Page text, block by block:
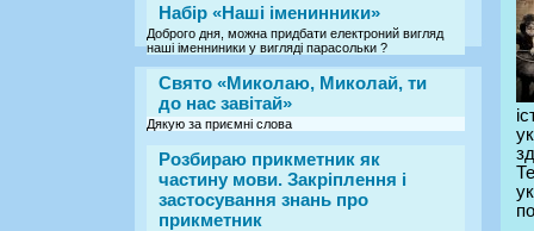
Набір «Наші іменинники»
Доброго дня, можна придбати електроний вигляд
наші іменниники у вигляді парасольки ?
Свято «Миколаю, Миколай, ти
до нас завітай»
Дякую за приємні слова
Розбираю прикметник як
частину мови. Закріплення і
застосування знань про
прикметник